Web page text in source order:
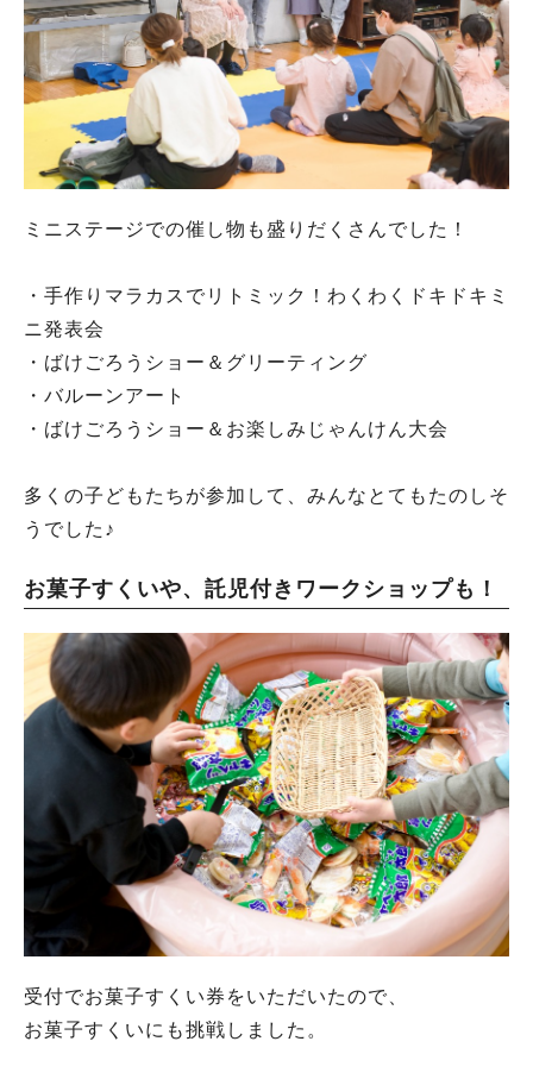
ミニステージでの催し物も盛りだくさんでした！
・手作りマラカスでリトミック！わくわくドキドキミ
ニ発表会
・ばけごろうショー＆グリーティング
・バルーンアート
・ばけごろうショー＆お楽しみじゃんけん大会
多くの子どもたちが参加して、みんなとてもたのしそ
うでした♪
お菓子すくいや、託児付きワークショップも！
受付でお菓子すくい券をいただいたので、
お菓子すくいにも挑戦しました。